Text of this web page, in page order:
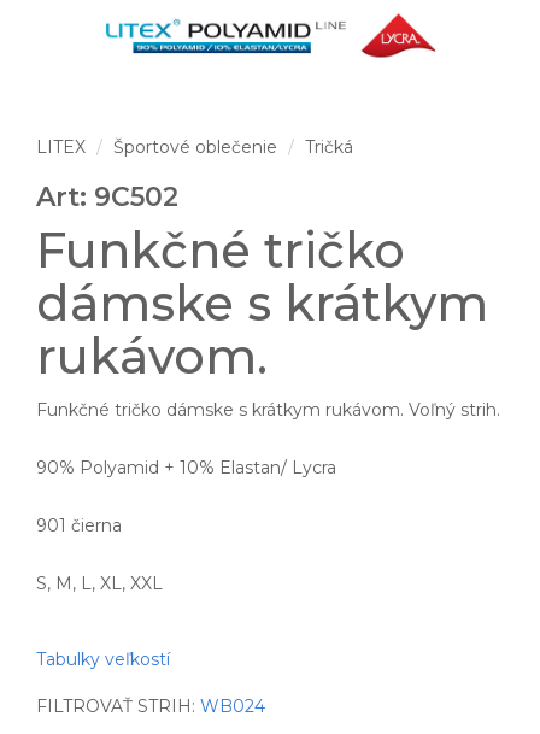
LITEX Športové oblečenie Tričká
Art: 9C502
Funkčné tričko
dámske s krátkym
rukávom.
Funkčné tričko dámske s krátkym rukávom. Voľný strih.
90% Polyamid + 10% Elastan/ Lycra
901 čierna
S, M, L, XL, XXL
Tabulky veľkostí
FILTROVAŤ STRIH: WB024